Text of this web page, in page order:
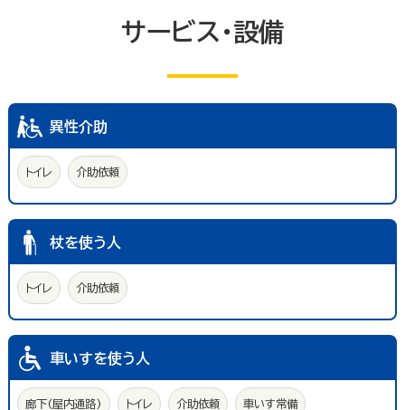
サービス・設備
異性介助
トイレ 介助依頼
杖を使う人
トイレ 介助依頼
車いすを使う人
廊下(屋内通路) トイレ 介助依頼 車いす常備